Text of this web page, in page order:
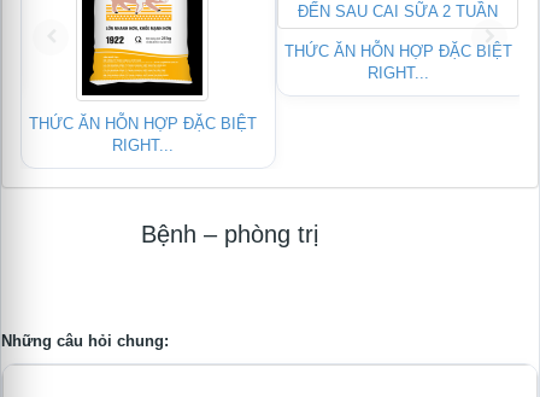
THỨC ĂN HỖN HỢP ĐẶC BIỆT
RIGHT...
THỨC ĂN HỖN HỢP ĐẶC BIỆT
RIGHT...
Bệnh – phòng trị
Những câu hỏi chung: